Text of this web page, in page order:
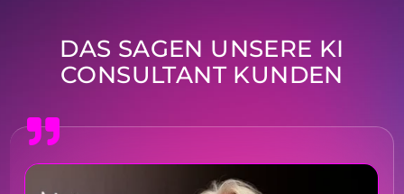
DAS SAGEN UNSERE KI
CONSULTANT KUNDEN